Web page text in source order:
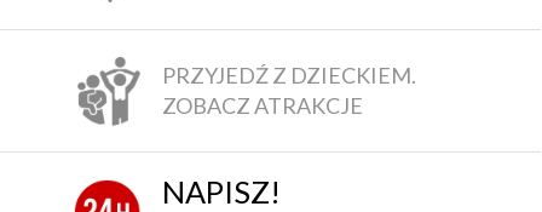
PRZYJEDŹ Z DZIECKIEM.
ZOBACZ ATRAKCJE
NAPISZ!